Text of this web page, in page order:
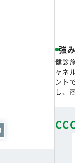
強み
健診
ャネ
ント
し、